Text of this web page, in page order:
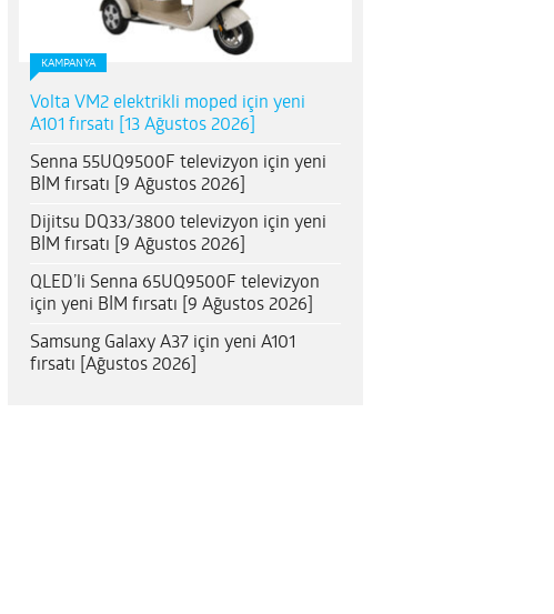
KAMPANYA
Volta VM2 elektrikli moped için yeni
A101 fırsatı [13 Ağustos 2026]
Senna 55UQ9500F televizyon için yeni
BİM fırsatı [9 Ağustos 2026]
Dijitsu DQ33/3800 televizyon için yeni
BİM fırsatı [9 Ağustos 2026]
QLED’li Senna 65UQ9500F televizyon
için yeni BİM fırsatı [9 Ağustos 2026]
Samsung Galaxy A37 için yeni A101
fırsatı [Ağustos 2026]